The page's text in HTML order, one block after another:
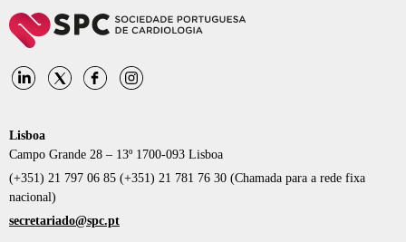
Lisboa
Campo Grande 28 – 13º 1700-093 Lisboa
(+351) 21 797 06 85 (+351) 21 781 76 30 (Chamada para a rede fixa
nacional)
secretariado@spc.pt